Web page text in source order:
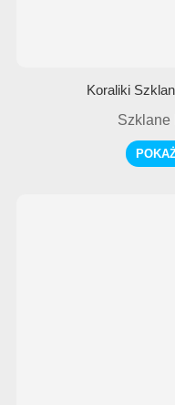
Koraliki
Szklane